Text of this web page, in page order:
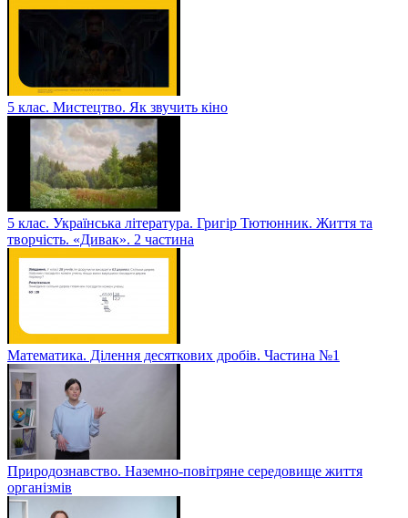
5 клас. Мистецтво. Як звучить кіно
5 клас. Українська література. Григір Тютюнник. Життя та
творчість. «Дивак». 2 частина
Математика. Ділення десяткових дробів. Частина №1
Природознавство. Наземно-повітряне середовище життя
організмів